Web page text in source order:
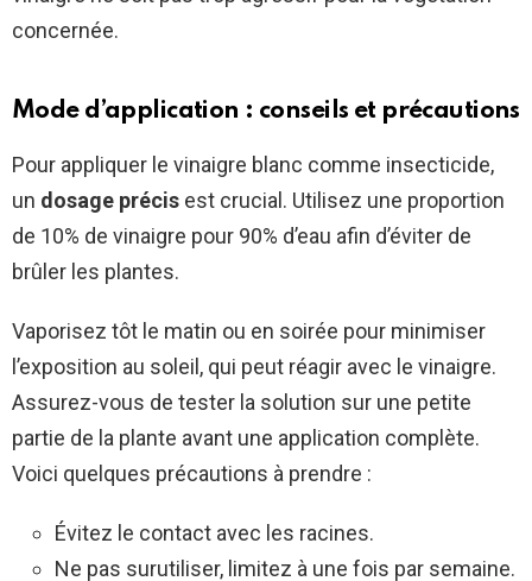
concernée.
Mode d’application : conseils et précautions
Pour appliquer le vinaigre blanc comme insecticide,
un dosage précis est crucial. Utilisez une proportion
de 10% de vinaigre pour 90% d’eau afin d’éviter de
brûler les plantes.
Vaporisez tôt le matin ou en soirée pour minimiser
l’exposition au soleil, qui peut réagir avec le vinaigre.
Assurez-vous de tester la solution sur une petite
partie de la plante avant une application complète.
Voici quelques précautions à prendre :
Évitez le contact avec les racines.
Ne pas surutiliser, limitez à une fois par semaine.